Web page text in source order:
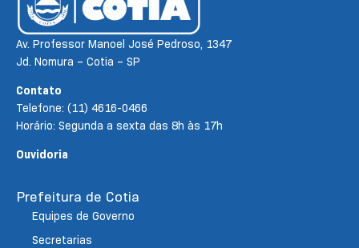
Av. Professor Manoel José Pedroso, 1347
Jd. Nomura – Cotia – SP
Contato
Telefone: (11) 4616-0466
Horário: Segunda a sexta das 8h às 17h
Ouvidoria
Prefeitura de Cotia
Equipes de Governo
Secretarias